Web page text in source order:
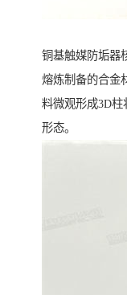
铜基触媒防垢器
熔炼制备的合金
料微观形成3D
形态。